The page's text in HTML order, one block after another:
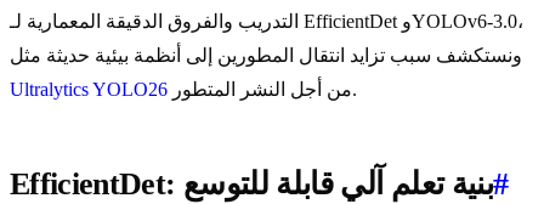
التدريب والفروق الدقيقة المعمارية لـ EfficientDet وYOLOv6-3.0،
ونستكشف سبب تزايد انتقال المطورين إلى أنظمة بيئية حديثة مثل
Ultralytics YOLO26
من أجل النشر المتطور.
EfficientDet: بنية تعلم آلي قابلة للتوسع#